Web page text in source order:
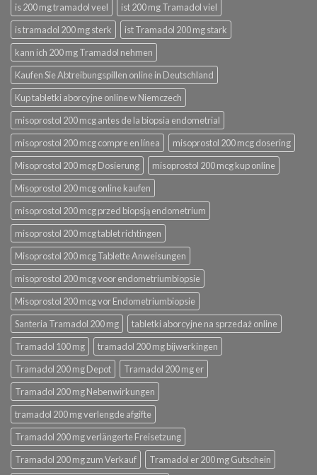
is 200 mg tramadol veel
ist 200 mg Tramadol viel
is tramadol 200 mg sterk
ist Tramadol 200 mg stark
kann ich 200 mg Tramadol nehmen
Kaufen Sie Abtreibungspillen online in Deutschland
Kup tabletki aborcyjne online w Niemczech
misoprostol 200 mcg antes de la biopsia endometrial
misoprostol 200 mcg compre en línea
misoprostol 200 mcg dosering
Misoprostol 200 mcg Dosierung
misoprostol 200 mcg kup online
Misoprostol 200 mcg online kaufen
misoprostol 200 mcg przed biopsją endometrium
misoprostol 200 mcg tablet richtingen
Misoprostol 200 mcg Tablette Anweisungen
misoprostol 200 mcg voor endometriumbiopsie
Misoprostol 200 mcg vor Endometriumbiopsie
Santeria Tramadol 200 mg
tabletki aborcyjne na sprzedaż online
Tramadol 100 mg
tramadol 200 mg bijwerkingen
Tramadol 200 mg Depot
Tramadol 200 mg er
Tramadol 200 mg Nebenwirkungen
tramadol 200 mg verlengde afgifte
Tramadol 200 mg verlängerte Freisetzung
Tramadol 200 mg zum Verkauf
Tramadol er 200 mg Gutschein